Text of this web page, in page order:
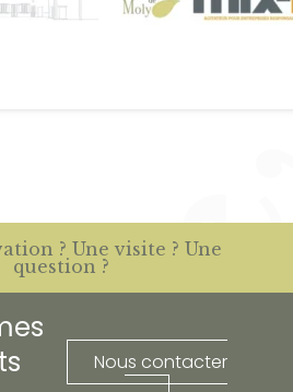
? Une visite ? Une
question ?
Nous contacter